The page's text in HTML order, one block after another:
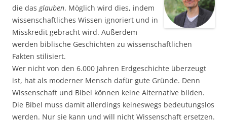
die das glauben. Möglich wird dies, indem
wissenschaftliches Wissen ignoriert und in
Misskredit gebracht wird. Außerdem
werden biblische Geschichten zu wissenschaftlichen
Fakten stilisiert.
Wer nicht von den 6.000 Jahren Erdgeschichte überzeugt
ist, hat als moderner Mensch dafür gute Gründe. Denn
Wissenschaft und Bibel können keine Alternative bilden.
Die Bibel muss damit allerdings keineswegs bedeutungslos
werden. Nur sie kann und will nicht Wissenschaft ersetzen.